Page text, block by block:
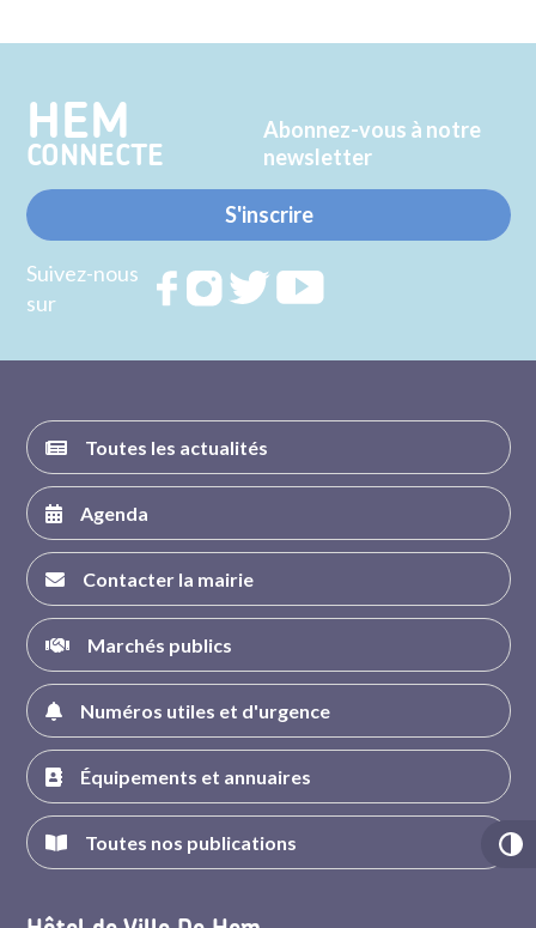
Twitter
Facebook
HEM
CONNECTE
Abonnez-vous à notre
newsletter
S'inscrire
Suivez-nous
sur
RejoignezRejoignezRejoignez
Toutes les actualités
Agenda
Contacter la mairie
Marchés publics
Numéros utiles et d'urgence
Équipements et annuaires
Toutes nos publications